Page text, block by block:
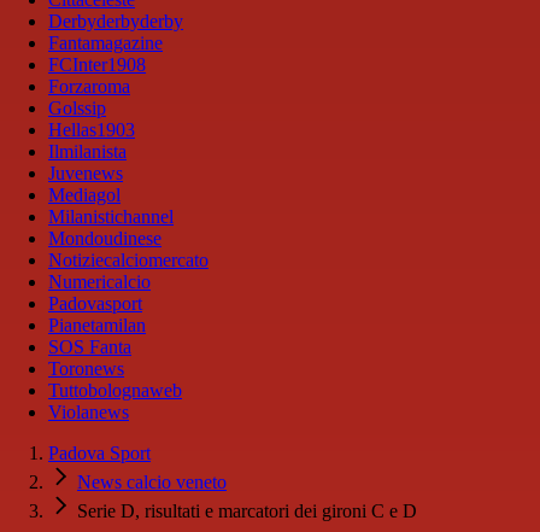
Derbyderbyderby
Fantamagazine
FCInter1908
Forzaroma
Golssip
Hellas1903
Ilmilanista
Juvenews
Mediagol
Milanistichannel
Mondoudinese
Notiziecalciomercato
Numericalcio
Padovasport
Pianetamilan
SOS Fanta
Toronews
Tuttobolognaweb
Violanews
Padova Sport
News calcio veneto
Serie D, risultati e marcatori dei gironi C e D